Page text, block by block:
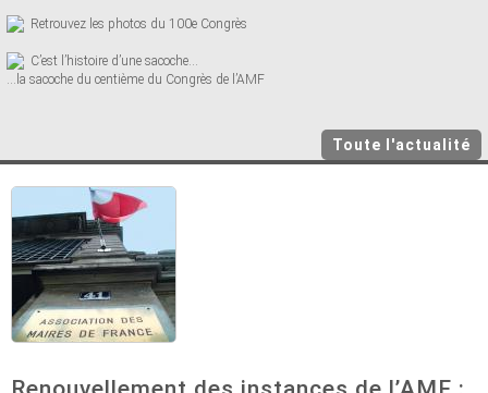
Retrouvez les photos du 100e Congrès
C’est l’histoire d’une sacoche…
...la sacoche du centième du Congrès de l’AMF
Toute l'actualité